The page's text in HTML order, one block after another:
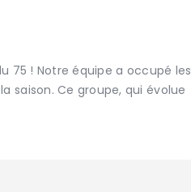
75 ! Notre équipe a occupé les
saison. Ce groupe, qui évolue